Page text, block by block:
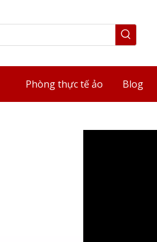
Phòng thực tế ảo Blog